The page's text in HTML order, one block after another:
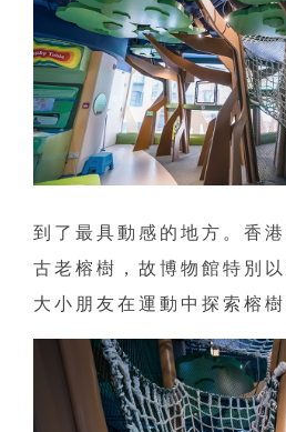
到了最具動感的地方。香
古老榕樹，故博物館特別
大小朋友在運動中探索榕樹